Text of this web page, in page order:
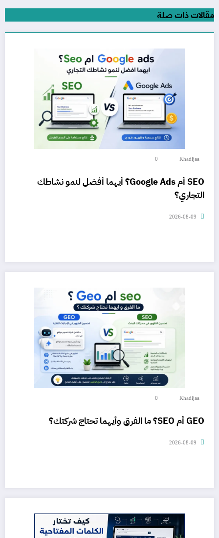
مقالات ذات صلة
Khadijaa
0
SEO أم Google Ads؟ أيهما أفضل لنمو نشاطك
التجاري؟
2026-08-09
Khadijaa
0
GEO أم SEO؟ ما الفرق وأيهما تحتاج شركتك؟
2026-08-09